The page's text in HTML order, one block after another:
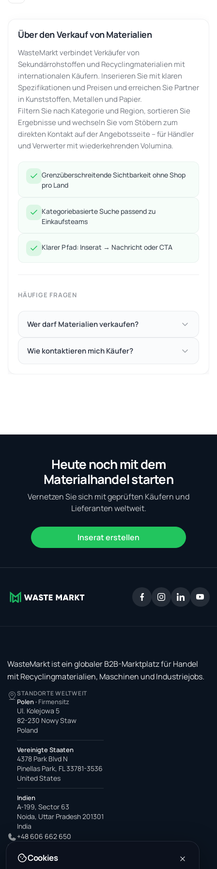
Über den Verkauf von Materialien
WasteMarkt verbindet Verkäufer von
Sekundärrohstoffen und Recyclingmaterialien mit
internationalen Käufern. Inserieren Sie mit klaren
Spezifikationen und Preisen und erreichen Sie Partner
in Kunststoffen, Metallen und Papier.
Filtern Sie nach Kategorie und Region, sortieren Sie
Ergebnisse und wechseln Sie vom Stöbern zum
direkten Kontakt auf der Angebotsseite – für Händler
und Verwerter mit wiederkehrenden Volumina.
Grenzüberschreitende Sichtbarkeit ohne Shop
pro Land
Kategoriebasierte Suche passend zu
Einkaufsteams
Klarer Pfad: Inserat → Nachricht oder CTA
HÄUFIGE FRAGEN
Wer darf Materialien verkaufen?
Wie kontaktieren mich Käufer?
Heute noch mit dem
Materialhandel starten
Vernetzen Sie sich mit geprüften Käufern und
Lieferanten weltweit.
Inserat erstellen
WasteMarkt ist ein globaler B2B-Marktplatz für Handel
mit Recyclingmaterialien, Maschinen und Industriejobs.
STANDORTE WELTWEIT
Polen · Firmensitz
Ul. Kolejowa 5
82-230 Nowy Staw
Poland
Vereinigte Staaten
4378 Park Blvd N
Pinellas Park, FL 33781-3536
United States
Indien
A-199, Sector 63
Noida, Uttar Pradesh 201301
India
+48 606 662 650
office@wastemarkt.com
Cookies